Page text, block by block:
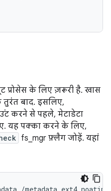
बूट प्रोसेस के लिए ज़रूरी है. खास
तुरंत बाद. इसलिए,
करने से पहले, मेटाडेटा
यह पक्का करने के लिए,
fs_mgr फ़्लैग जोड़ें. यहां